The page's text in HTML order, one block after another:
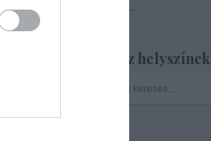
...
Szinház helyszínek